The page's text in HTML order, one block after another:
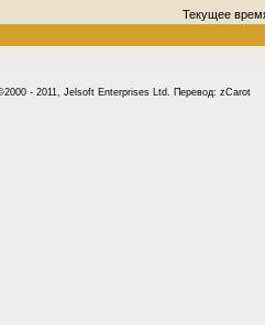
Текущее
- 2011, Jelsoft Enterprises Ltd. Перевод: zCarot